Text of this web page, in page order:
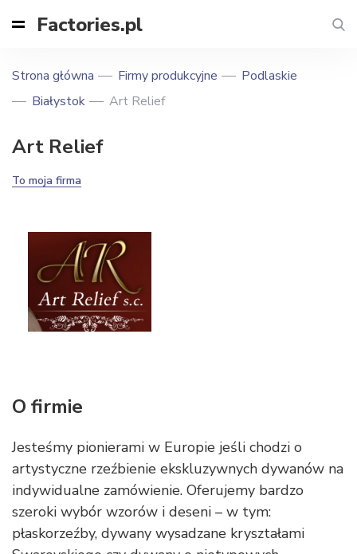
Factories.pl
Strona główna Firmy produkcyjne
Podlaskie
Białystok
Art Relief
Art Relief
To moja firma
O firmie
Jesteśmy pionierami w Europie jeśli chodzi o
artystyczne rzeźbienie ekskluzywnych dywanów na
indywidualne zamówienie. Oferujemy bardzo
szeroki wybór wzorów i deseni – w tym:
płaskorzeźby, dywany wysadzane kryształami